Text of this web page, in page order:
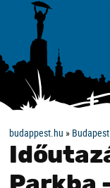
budappest.hu »